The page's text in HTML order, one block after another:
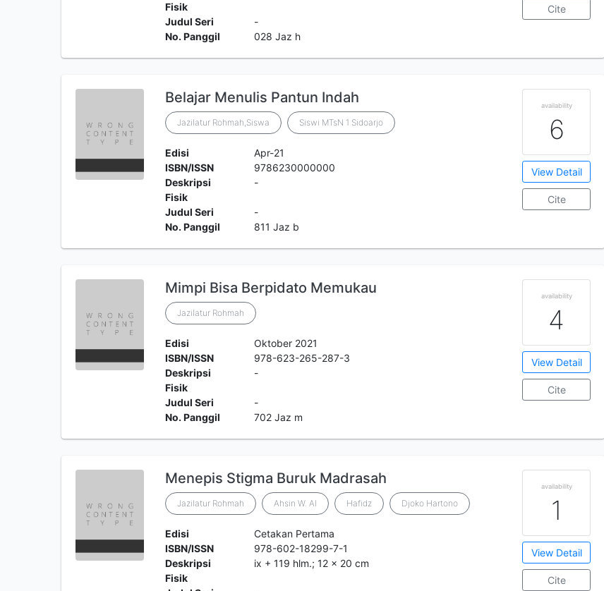
Fisik
Judul Seri
-
No. Panggil
028 Jaz h
Cite
Belajar Menulis Pantun Indah
Jazilatur Rohmah,Siswa Siswi MTsN 1 Sidoarjo
Edisi
Apr-21
ISBN/ISSN
9786230000000
Deskripsi
Fisik
-
Judul Seri
-
No. Panggil
811 Jaz b
availability
6
View Detail
Cite
Mimpi Bisa Berpidato Memukau
Jazilatur Rohmah
Edisi
Oktober 2021
ISBN/ISSN
978-623-265-287-3
Deskripsi
Fisik
-
Judul Seri
-
No. Panggil
702 Jaz m
availability
4
View Detail
Cite
Menepis Stigma Buruk Madrasah
Jazilatur Rohmah Ahsin W. Al Hafidz Djoko Hartono
Edisi
Cetakan Pertama
ISBN/ISSN
978-602-18299-7-1
Deskripsi
Fisik
ix + 119 hlm.; 12 x 20 cm
availability
1
View Detail
Cite